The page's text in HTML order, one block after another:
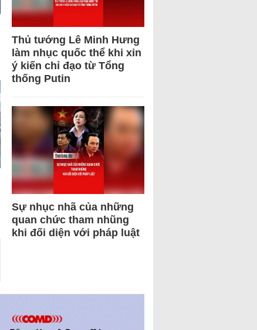
Thủ tướng Lê Minh Hưng
làm nhục quốc thể khi xin
ý kiến chỉ đạo từ Tổng
thống Putin
Sự nhục nhã của những
quan chức tham nhũng
khi đối diện với pháp luật